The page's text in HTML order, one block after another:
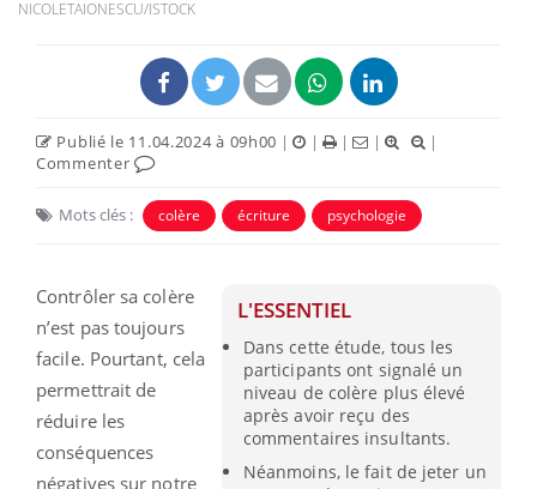
NICOLETAIONESCU/ISTOCK
Publié le 11.04.2024 à 09h00 | | | |
|
Commenter
Mots clés : colère écriture psychologie
L'ESSENTIEL
Dans cette étude, tous les
participants ont signalé un
niveau de colère plus élevé
après avoir reçu des
commentaires insultants.
Néanmoins, le fait de jeter un
Contrôler sa colère
n’est pas toujours
facile. Pourtant, cela
permettrait de
réduire les
conséquences
négatives sur notre